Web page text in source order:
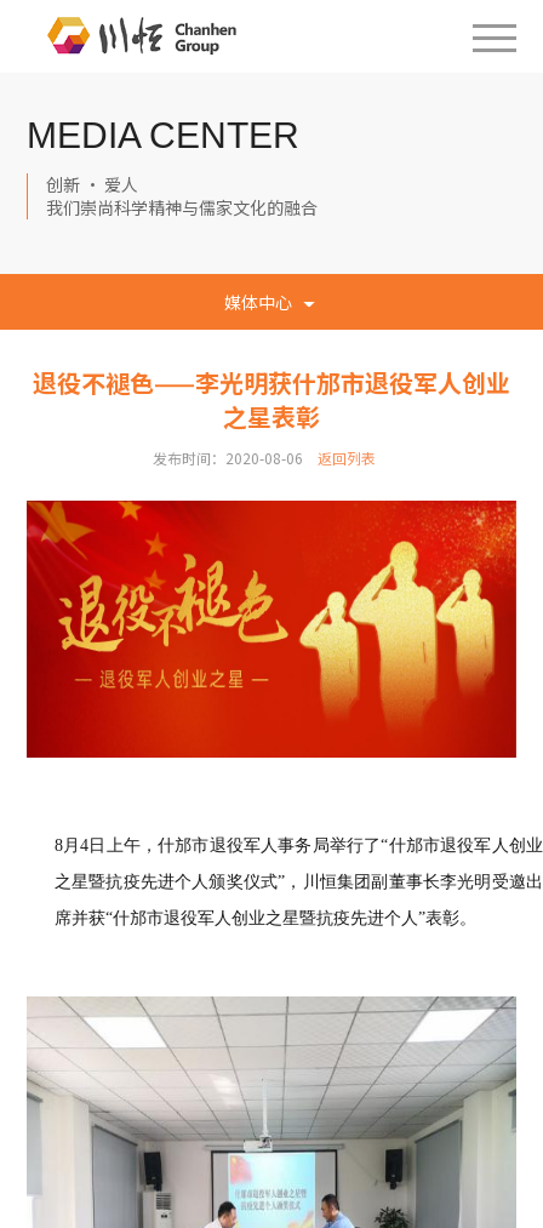
MEDIA CENTER
创新 · 爱人
我们崇尚科学精神与儒家文化的融合
媒体中心
退役不褪色——李光明获什邡市退役军人创业
之星表彰
发布时间：2020-08-06 返回列表
8月4日上午，什邡市退役军人事务局举行了“什邡市退役军人创业
之星暨抗疫先进个人颁奖仪式” ， 川恒集团副董事长李光明受邀出
席并获“什邡市退役军人创业之星暨抗疫先进个人”表彰。